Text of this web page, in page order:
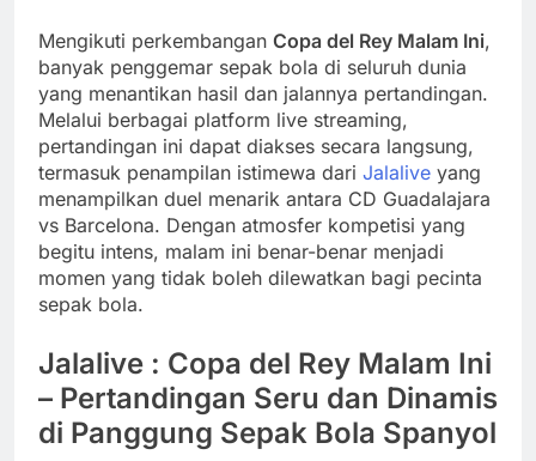
Mengikuti perkembangan Copa del Rey Malam Ini,
banyak penggemar sepak bola di seluruh dunia
yang menantikan hasil dan jalannya pertandingan.
Melalui berbagai platform live streaming,
pertandingan ini dapat diakses secara langsung,
termasuk penampilan istimewa dari Jalalive yang
menampilkan duel menarik antara CD Guadalajara
vs Barcelona. Dengan atmosfer kompetisi yang
begitu intens, malam ini benar-benar menjadi
momen yang tidak boleh dilewatkan bagi pecinta
sepak bola.
Jalalive : Copa del Rey Malam Ini
– Pertandingan Seru dan Dinamis
di Panggung Sepak Bola Spanyol